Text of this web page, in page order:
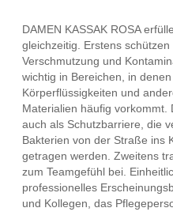
DAMEN KASSAK ROSA
gleichzeitig. Erstens
Verschmutzung und
wichtig in Bereichen, in
Körperflüssigkeiten und
Materialien häufig vorkommt.
auch als Schutzbarriere, die
Bakterien von der Straße ins
getragen werden. Zweitens
zum Teamgefühl bei.
professionelles
und Kollegen, das